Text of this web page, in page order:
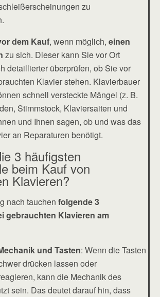
zu
dem Kauf, wenn möglich, einen
zu sich. Dieser kann Sie vor Ort
detaillierter überprüfen, ob Sie vor
Klavier stehen. Klavierbauer
schnell versteckte Mängel (z. B.
Stimmstock, Klaviersaiten und
und Ihnen sagen, ob und was das
an Reparaturen benötigt.
3 häufigsten
beim Kauf von
Klavieren?
nach tauchen folgende 3
gebrauchten Klavieren am
und Tasten: Wenn die Tasten
drücken lassen oder
kann die Mechanik des
sein. Das deutet darauf hin, dass